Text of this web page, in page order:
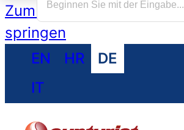
Zum Hauptinhalt springen
springen
EN
HR
DE
IT